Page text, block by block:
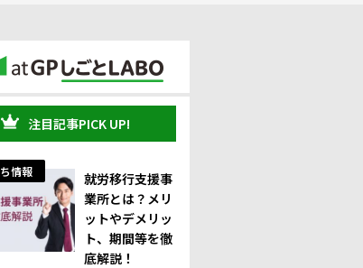
注目記事PICK UP!
情報
就労移行支援事
業所とは？メリ
ットやデメリッ
ト、期間等を徹
底解説！